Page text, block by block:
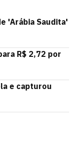
'Arábia Saudita'
R$ 2,72 por
e capturou